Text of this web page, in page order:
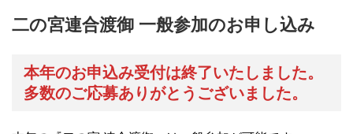
二の宮連合渡御 一般参加のお申し込み
本年のお申込み受付は終了いたしました。
多数のご応募ありがとうございました。